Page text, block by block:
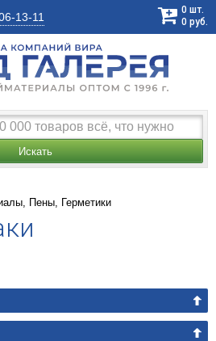
13-11
0 шт.
0 руб.
Искать
Пены, Герметики